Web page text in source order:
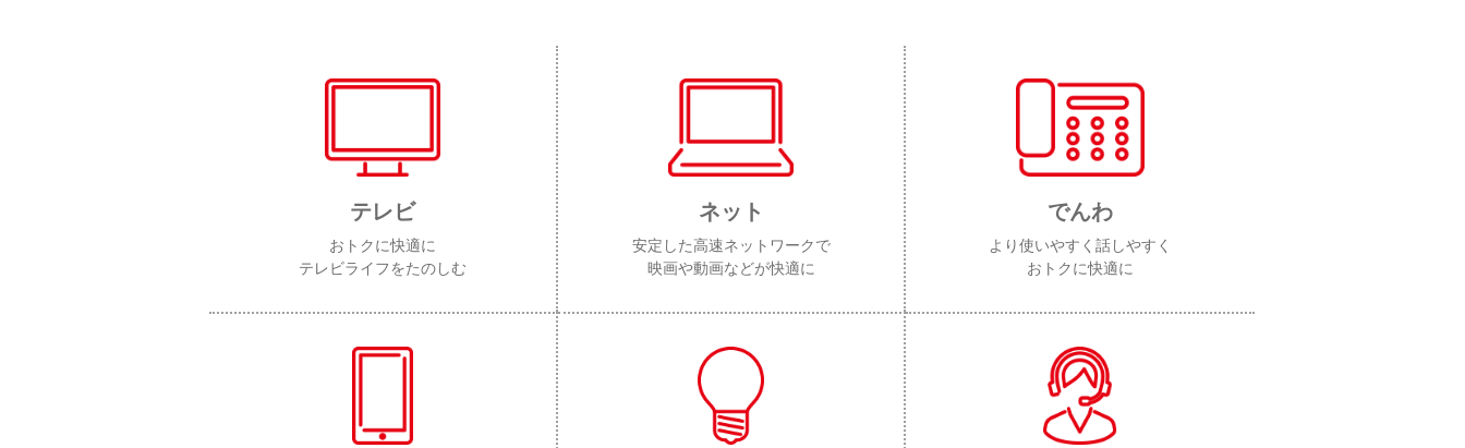
テレビ
おトクに快適に
テレビライフをたのしむ
ネット
安定した高速ネットワークで
映画や動画などが快適に
でんわ
より使いやすく話しやすく
おトクに快適に